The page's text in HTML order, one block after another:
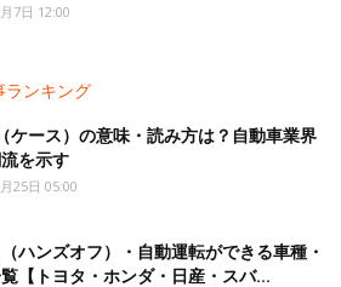
7日 12:00
ランキング
ケース）の意味・読み方は？自動車業界
を示す
25日 05:00
ハンズオフ）・自動運転ができる車種・
【トヨタ・ホンダ・日産・スバ...